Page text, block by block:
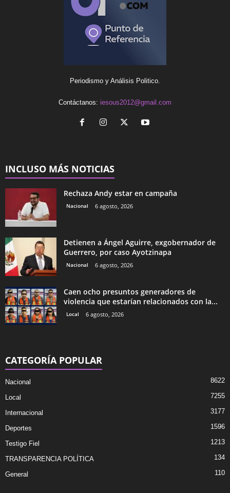
Periodismo y Análisis Politico.
Contáctanos: iesous2012@gmail.com
INCLUSO MÁS NOTICIAS
Rechaza Andy estar en campaña
Nacional 6 agosto, 2026
Detienen a Ángel Aguirre, exgobernador de
Guerrero, por caso Ayotzinapa
Nacional 6 agosto, 2026
Caen ocho presuntos generadores de
violencia que estarían relacionados con la...
Local 6 agosto, 2026
CATEGORÍA POPULAR
Nacional 8622
Local 7255
Internacional 3177
Deportes 1596
Testigo Fiel 1213
TRANSPARENCIA POLÍTICA 134
General 110